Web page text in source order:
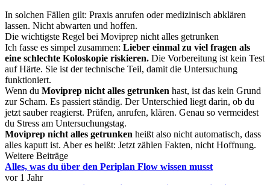
In solchen Fällen gilt: Praxis anrufen oder medizinisch abklären
lassen. Nicht abwarten und hoffen.
Die wichtigste Regel bei Moviprep nicht alles getrunken
Ich fasse es simpel zusammen: Lieber einmal zu viel fragen als
eine schlechte Koloskopie riskieren. Die Vorbereitung ist kein Test
auf Härte. Sie ist der technische Teil, damit die Untersuchung
funktioniert.
Wenn du Moviprep nicht alles getrunken hast, ist das kein Grund
zur Scham. Es passiert ständig. Der Unterschied liegt darin, ob du
jetzt sauber reagierst. Prüfen, anrufen, klären. Genau so vermeidest
du Stress am Untersuchungstag.
Moviprep nicht alles getrunken heißt also nicht automatisch, dass
alles kaputt ist. Aber es heißt: Jetzt zählen Fakten, nicht Hoffnung.
Weitere Beiträge
Alles, was du über den Periplan Flow wissen musst
vor 1 Jahr